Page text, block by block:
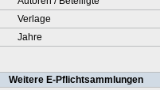
Verlage
Jahre
Weitere E-Pflichtsammlungen